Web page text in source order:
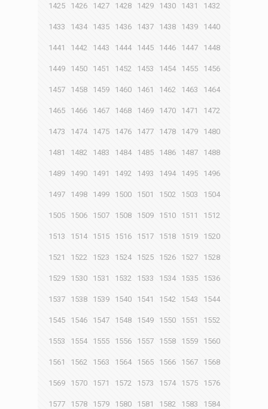
1425 1426 1427 1428 1429 1430 1431 1432
1433 1434 1435 1436 1437 1438 1439 1440
1441 1442 1443 1444 1445 1446 1447 1448
1449 1450 1451 1452 1453 1454 1455 1456
1457 1458 1459 1460 1461 1462 1463 1464
1465 1466 1467 1468 1469 1470 1471 1472
1473 1474 1475 1476 1477 1478 1479 1480
1481 1482 1483 1484 1485 1486 1487 1488
1489 1490 1491 1492 1493 1494 1495 1496
1497 1498 1499 1500 1501 1502 1503 1504
1505 1506 1507 1508 1509 1510 1511 1512
1513 1514 1515 1516 1517 1518 1519 1520
1521 1522 1523 1524 1525 1526 1527 1528
1529 1530 1531 1532 1533 1534 1535 1536
1537 1538 1539 1540 1541 1542 1543 1544
1545 1546 1547 1548 1549 1550 1551 1552
1553 1554 1555 1556 1557 1558 1559 1560
1561 1562 1563 1564 1565 1566 1567 1568
1569 1570 1571 1572 1573 1574 1575 1576
1577 1578 1579 1580 1581 1582 1583 1584